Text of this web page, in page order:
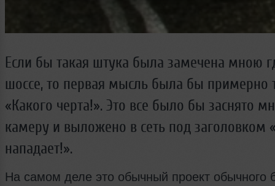
Если бы такая штука была замечена мною
шоссе, то первая мысль была бы примерно
«Какого черта!». Это все было бы заснято
камеру и выложено в сеть под заголовком
нападает!».
На самом деле это обычный проект обычного